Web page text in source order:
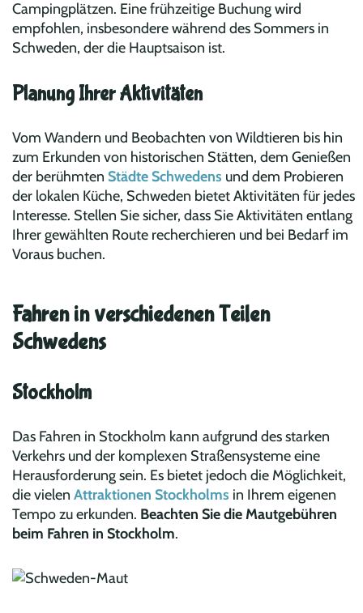
Campingplätzen. Eine frühzeitige Buchung wird
empfohlen, insbesondere während des Sommers in
Schweden, der die Hauptsaison ist.
Planung Ihrer Aktivitäten
Vom Wandern und Beobachten von Wildtieren bis hin
zum Erkunden von historischen Stätten, dem Genießen
der berühmten Städte Schwedens und dem Probieren
der lokalen Küche, Schweden bietet Aktivitäten für jedes
Interesse. Stellen Sie sicher, dass Sie Aktivitäten entlang
Ihrer gewählten Route recherchieren und bei Bedarf im
Voraus buchen.
Fahren in verschiedenen Teilen
Schwedens
Stockholm
Das Fahren in Stockholm kann aufgrund des starken
Verkehrs und der komplexen Straßensysteme eine
Herausforderung sein. Es bietet jedoch die Möglichkeit,
die vielen Attraktionen Stockholms in Ihrem eigenen
Tempo zu erkunden. Beachten Sie die Mautgebühren
beim Fahren in Stockholm.